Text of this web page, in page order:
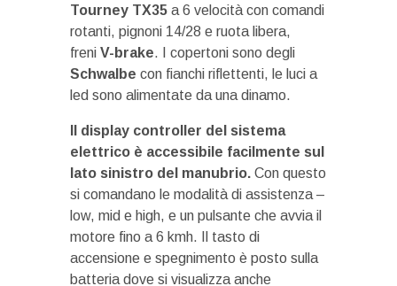
Tourney TX35 a 6 velocità con comandi
rotanti, pignoni 14/28 e ruota libera,
freni V-brake. I copertoni sono degli
Schwalbe con fianchi riflettenti, le luci a
led sono alimentate da una dinamo.
Il display controller del sistema
elettrico è accessibile facilmente sul
lato sinistro del manubrio. Con questo
si comandano le modalità di assistenza –
low, mid e high, e un pulsante che avvia il
motore fino a 6 kmh. Il tasto di
accensione e spegnimento è posto sulla
batteria dove si visualizza anche